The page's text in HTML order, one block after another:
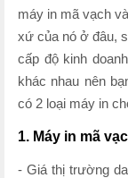
máy in mã vạch
xứ của nó ở đâu,
cấp độ kinh
khác nhau nên
có 2 loại máy in
1. Máy in mã
- Giá thị trường